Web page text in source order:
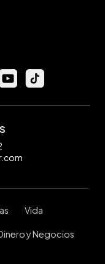
Vida
y Negocios